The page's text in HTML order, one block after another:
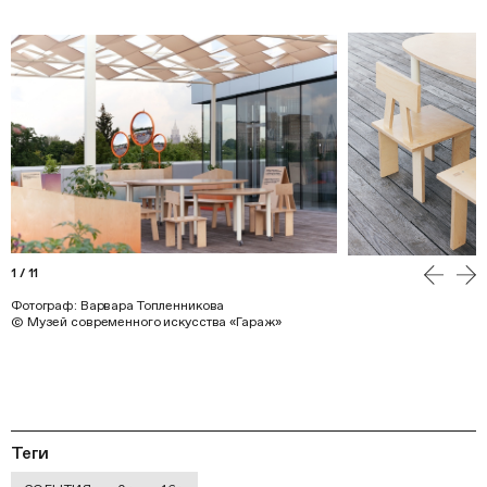
в различных институциях Санкт-Петербурга: Музее Звука,
галерее FFTN, студии «Непокоренные, 17», галерее
«Ателье „Без зеркал“».
1/ 11
Фотограф: Варвара Топленникова
© Музей современного искусства «Гараж»
Теги